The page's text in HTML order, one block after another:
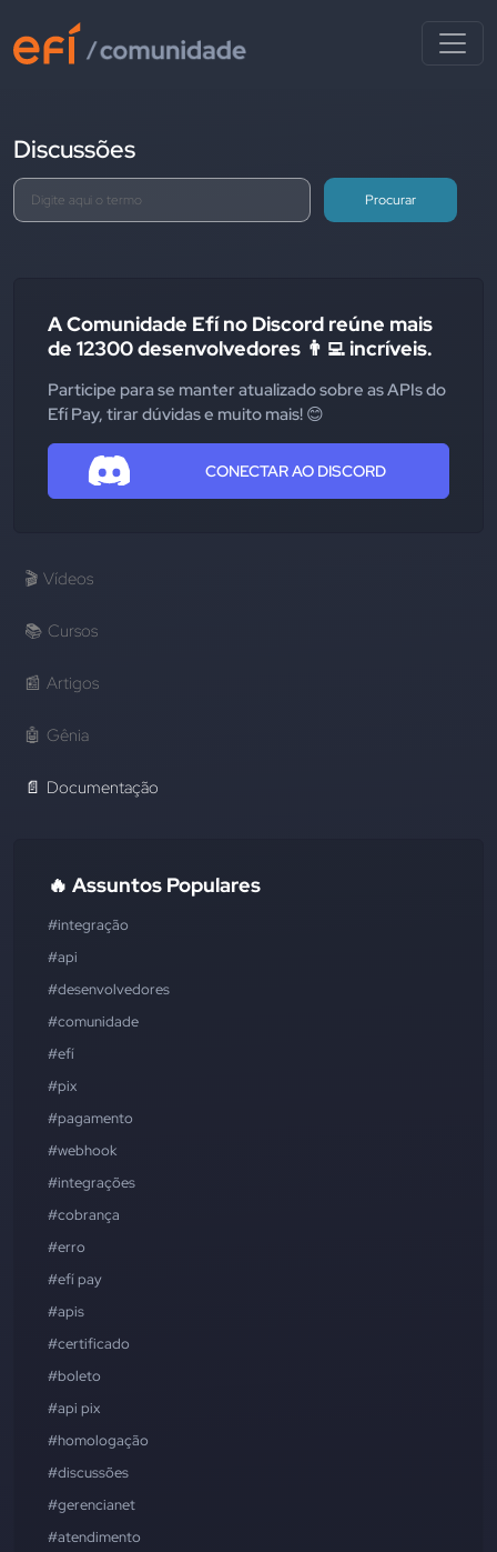
Discussões
Procurar
A Comunidade Efí no Discord reúne mais
de 12300 desenvolvedores 👨‍💻 incríveis.
Participe para se manter atualizado sobre as APIs do
Efí Pay, tirar dúvidas e muito mais! 😊
CONECTAR AO DISCORD
🎬 Vídeos
📚 Cursos
📰 Artigos
🤖 Gênia
📄 Documentação
🔥 Assuntos Populares
#integração
#api
#desenvolvedores
#comunidade
#efí
#pix
#pagamento
#webhook
#integrações
#cobrança
#erro
#efí pay
#apis
#certificado
#boleto
#api pix
#homologação
#discussões
#gerencianet
#atendimento